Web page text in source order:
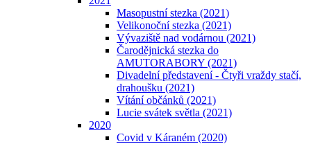
Masopustní stezka (2021)
Velikonoční stezka (2021)
Vývaziště nad vodárnou (2021)
Čarodějnická stezka do
AMUTORABORY (2021)
Divadelní představení - Čtyři vraždy stačí,
drahoušku (2021)
Vítání občánků (2021)
Lucie svátek světla (2021)
2020
Covid v Káraném (2020)